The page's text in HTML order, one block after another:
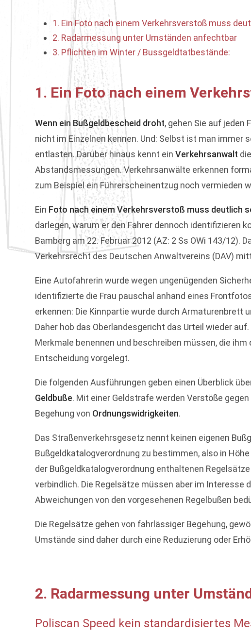
1. Ein Foto nach einem Verkehrsverstoß muss
2. Radarmessung unter Umständen anfechtbar
3. Pflichten im Winter / Bussgeldtatbestände:
1. Ein Foto nach einem
Wenn ein Bußgeldbescheid droht, gehen Sie auf jeden
nicht im Einzelnen kennen. Und: Selbst ist man
entlasten. Darüber hinaus kennt ein Verkehrsanwalt
Abstandsmessungen. Verkehrsanwälte erkennen
zum Beispiel ein Führerscheinentzug noch vermieden
Ein Foto nach einem Verkehrsverstoß muss deutlich
darlegen, warum er den Fahrer dennoch identifizieren
Bamberg am 22. Februar 2012 (AZ: 2 Ss OWi 143/
Verkehrsrecht des Deutschen Anwaltvereins (DAV)
Eine Autofahrerin wurde wegen ungenügenden
identifizierte die Frau pauschal anhand eines
erkennen: Die Kinnpartie wurde durch Armaturenbrett
Daher hob das Oberlandesgericht das Urteil wieder
Merkmale benennen und beschreiben müssen, die
Entscheidung vorgelegt.
Die folgenden Ausführungen geben einen Überblick
Geldbuße. Mit einer Geldstrafe werden Verstöße
Begehung von Ordnungswidrigkeiten.
Das Straßenverkehrsgesetz nennt keinen eigenen
Bußgeldkatalogverordnung zu bestimmen, also in
der Bußgeldkatalogverordnung enthaltenen
verbindlich. Die Regelsätze müssen aber im Interesse
Abweichungen von den vorgesehenen Regelbußen
Die Regelsätze gehen von fahrlässiger Begehung,
Umstände sind daher durch eine Reduzierung oder
2. Radarmessung unter
Poliscan Speed kein standardisiertes